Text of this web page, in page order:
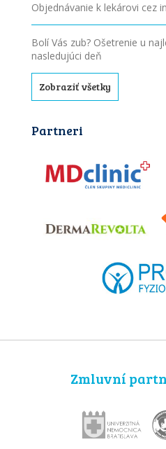
Objednávanie k lekárovi cez
Bolí Vás zub? Ošetrenie u
nasledujúci deň
Zobraziť všetky
Partneri
Zmluvní